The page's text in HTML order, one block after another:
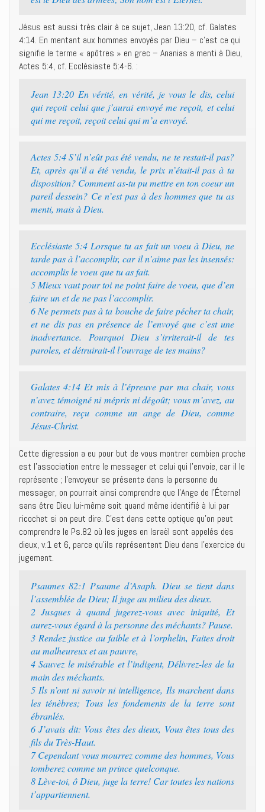
Jésus est aussi très clair à ce sujet, Jean 13:20, cf. Galates
4:14. En mentant aux hommes envoyés par Dieu – c’est ce qui
signifie le terme « apôtres » en grec – Ananias a menti à Dieu,
Actes 5:4, cf. Ecclésiaste 5:4-6. :
Jean 13:20 En vérité, en vérité, je vous le dis, celui
qui reçoit celui que j’aurai envoyé me reçoit, et celui
qui me reçoit, reçoit celui qui m’a envoyé.
Actes 5:4 S’il n’eût pas été vendu, ne te restait-il pas?
Et, après qu’il a été vendu, le prix n’était-il pas à ta
disposition? Comment as-tu pu mettre en ton coeur un
pareil dessein? Ce n’est pas à des hommes que tu as
menti, mais à Dieu.
Ecclésiaste 5:4 Lorsque tu as fait un voeu à Dieu, ne
tarde pas à l’accomplir, car il n’aime pas les insensés:
accomplis le voeu que tu as fait.
5 Mieux vaut pour toi ne point faire de voeu, que d’en
faire un et de ne pas l’accomplir.
6 Ne permets pas à ta bouche de faire pécher ta chair,
et ne dis pas en présence de l’envoyé que c’est une
inadvertance. Pourquoi Dieu s’irriterait-il de tes
paroles, et détruirait-il l’ouvrage de tes mains?
Galates 4:14 Et mis à l’épreuve par ma chair, vous
n’avez témoigné ni mépris ni dégoût; vous m’avez, au
contraire, reçu comme un ange de Dieu, comme
Jésus-Christ.
Cette digression a eu pour but de vous montrer combien proche
est l’association entre le messager et celui qui l’envoie, car il le
représente ; l’envoyeur se présente dans la personne du
messager, on pourrait ainsi comprendre que l’Ange de l’Éternel
sans être Dieu lui-même soit quand même identifié à lui par
ricochet si on peut dire. C’est dans cette optique qu’on peut
comprendre le Ps.82 où les juges en Israël sont appelés des
dieux, v.1 et 6, parce qu’ils représentent Dieu dans l’exercice du
jugement.
Psaumes 82:1 Psaume d’Asaph. Dieu se tient dans
l’assemblée de Dieu; Il juge au milieu des dieux.
2 Jusques à quand jugerez-vous avec iniquité, Et
aurez-vous égard à la personne des méchants? Pause.
3 Rendez justice au faible et à l’orphelin, Faites droit
au malheureux et au pauvre,
4 Sauvez le misérable et l’indigent, Délivrez-les de la
main des méchants.
5 Ils n’ont ni savoir ni intelligence, Ils marchent dans
les ténèbres; Tous les fondements de la terre sont
ébranlés.
6 J’avais dit: Vous êtes des dieux, Vous êtes tous des
fils du Très-Haut.
7 Cependant vous mourrez comme des hommes, Vous
tomberez comme un prince quelconque.
8 Lève-toi, ô Dieu, juge la terre! Car toutes les nations
t’appartiennent.